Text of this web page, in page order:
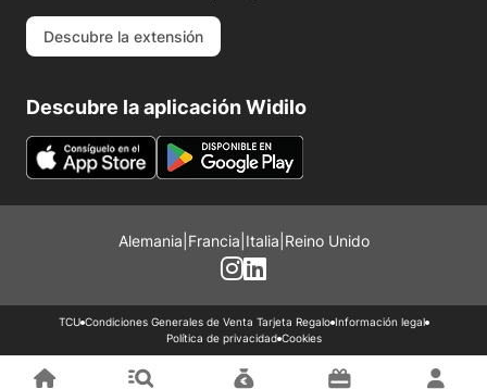
Descubre la extensión
Descubre la aplicación Widilo
Alemania Francia Italia Reino Unido
TCU Condiciones Generales de Venta Tarjeta Regalo Información legal
Política de privacidad Cookies